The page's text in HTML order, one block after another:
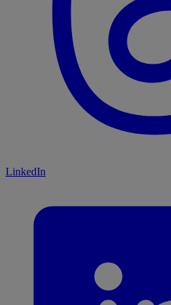
LinkedIn